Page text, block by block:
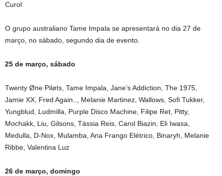
Curol
O grupo australiano Tame Impala se apresentará no dia 27 de
março, no sábado, segundo dia de evento.
25 de março, sábado
Twenty Øne Piløts, Tame Impala, Jane’s Addiction, The 1975,
Jamie XX, Fred Again.., Melanie Martinez, Wallows, Sofi Tukker,
Yungblud, Ludmilla, Purple Disco Machine, Filipe Ret, Pitty,
Mochakk, Liu, Gilsons, Tássia Reis, Carol Biazin, Eli Iwasa,
Medulla, D-Nox, Mulamba, Ana Frango Elétrico, Binaryh, Melanie
Ribbe, Valentina Luz
26 de março, domingo